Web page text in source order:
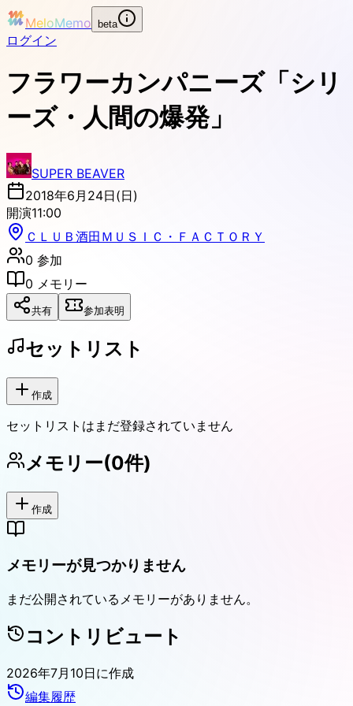
MeloMemo beta
ログイン
フラワーカンパニーズ「シリ
ーズ・人間の爆発」
SUPER BEAVER
2018年6月24日(日)
開演11:00
ＣＬＵＢ酒田ＭＵＳＩＣ・ＦＡＣＴＯＲＹ
0 参加
0 メモリー
共有 参加表明
セットリスト
作成
セットリストはまだ登録されていません
メモリー(0件)
作成
メモリーが見つかりません
まだ公開されているメモリーがありません。
コントリビュート
2026年7月10日に作成
編集履歴